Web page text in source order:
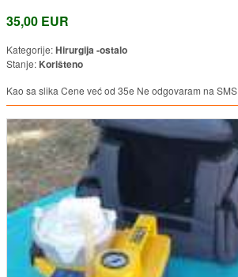
35,00 EUR
Kategorije:Hirurgija -ostalo
Stanje: Korišteno
Kao sa slika Cene već od 35e Ne odgovaram na SMS